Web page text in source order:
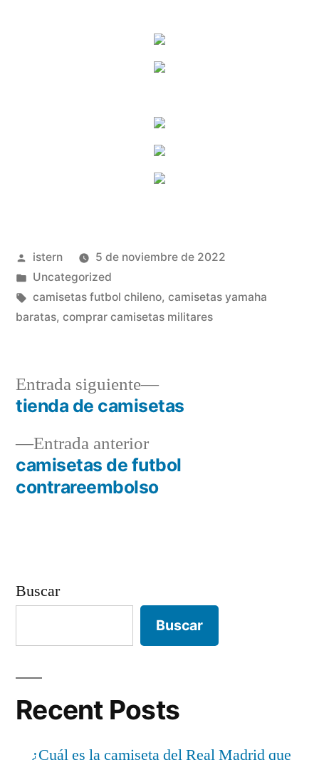
Publicado
por
istern
5 de noviembre de 2022
Publicado
en
Uncategorized
Etiquetas:
camisetas futbol chileno, camisetas yamaha
baratas, comprar camisetas militares
Navegación
de
entradas
Entrada anteriorEntrada
anterior:
camisetas de futbol
contrareembolso
Entrada siguiente
Entrada
siguiente:
tienda de camisetas
Buscar
Buscar
Recent Posts
¿Cuál es la camiseta del Real Madrid que